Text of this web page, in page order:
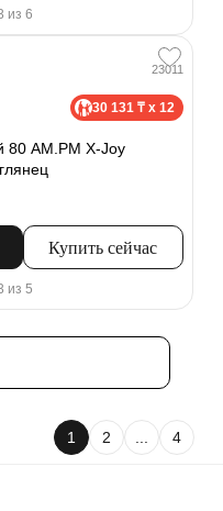
из 6
23011
30 131 ₸ x 12
80 AM.PM X-Joy
Купить сейчас
из 5
1 2 ... 4